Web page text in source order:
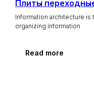
Плиты
Information architecture is
organizing information
Read more